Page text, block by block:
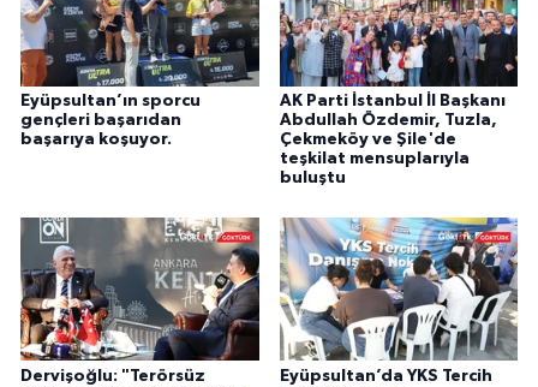
Eyüpsultan’ın sporcu
gençleri başarıdan
başarıya koşuyor.
AK Parti İstanbul İl Başkanı
Abdullah Özdemir, Tuzla,
Çekmeköy ve Şile'de
teşkilat mensuplarıyla
buluştu
Dervişoğlu: "Terörsüz
Eyüpsultan’da YKS Tercih